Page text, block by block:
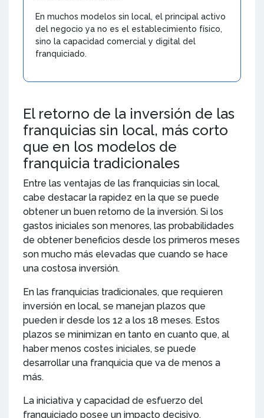
En muchos modelos sin local, el principal activo
del negocio ya no es el establecimiento físico,
sino la capacidad comercial y digital del
franquiciado.
El retorno de la inversión de las
franquicias sin local, más corto
que en los modelos de
franquicia tradicionales
Entre las ventajas de las franquicias sin local,
cabe destacar la rapidez en la que se puede
obtener un buen retorno de la inversión. Si los
gastos iniciales son menores, las probabilidades
de obtener beneficios desde los primeros meses
son mucho más elevadas que cuando se hace
una costosa inversión.
En las franquicias tradicionales, que requieren
inversión en local, se manejan plazos que
pueden ir desde los 12 a los 18 meses. Estos
plazos se minimizan en tanto en cuanto que, al
haber menos costes iniciales, se puede
desarrollar una franquicia que va de menos a
más.
La iniciativa y capacidad de esfuerzo del
franquiciado posee un impacto decisivo.